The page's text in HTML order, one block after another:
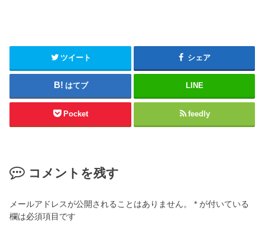
ツイート シェア
はてブ LINE
Pocket feedly
コメントを残す
メールアドレスが公開されることはありません。 * が付いている
欄は必須項目です